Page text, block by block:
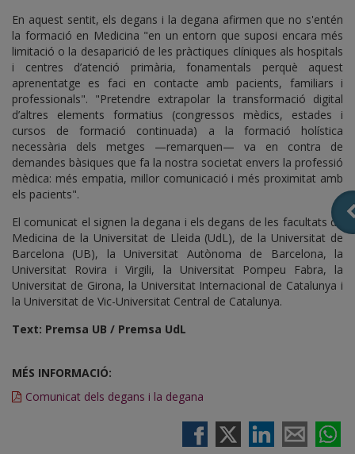
En aquest sentit, els degans i la degana afirmen que no s'entén
la formació en Medicina "en un entorn que suposi encara més
limitació o la desaparició de les pràctiques clíniques als hospitals
i centres d’atenció primària, fonamentals perquè aquest
aprenentatge es faci en contacte amb pacients, familiars i
professionals". "Pretendre extrapolar la transformació digital
d’altres elements formatius (congressos mèdics, estades i
cursos de formació continuada) a la formació holística
necessària dels metges —remarquen— va en contra de
demandes bàsiques que fa la nostra societat envers la professió
mèdica: més empatia, millor comunicació i més proximitat amb
els pacients".
El comunicat el signen la degana i els degans de les facultats de
Medicina de la Universitat de Lleida (UdL), de la Universitat de
Barcelona (UB), la Universitat Autònoma de Barcelona, la
Universitat Rovira i Virgili, la Universitat Pompeu Fabra, la
Universitat de Girona, la Universitat Internacional de Catalunya i
la Universitat de Vic-Universitat Central de Catalunya.
Text: Premsa UB / Premsa UdL
MÉS INFORMACIÓ:
Comunicat dels degans i la degana